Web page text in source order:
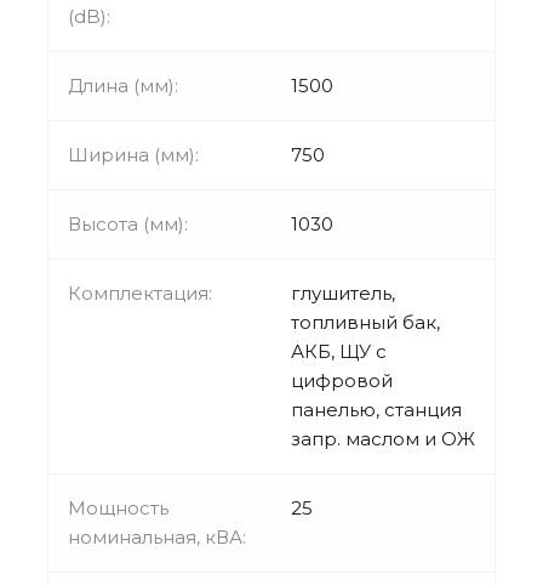
(dB):
Длина (мм): 1500
Ширина (мм): 750
Высота (мм): 1030
Комплектация:
глушитель,
топливный бак,
АКБ, ЩУ с
цифровой
панелью, станция
запр. маслом и ОЖ
Мощность
номинальная, кВА:
25